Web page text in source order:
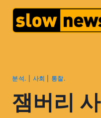
분석. 사회 통찰.
잼버리